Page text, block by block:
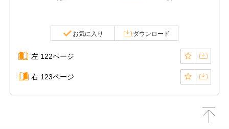
お気に入り ダウンロード
左 122ページ
右 123ページ